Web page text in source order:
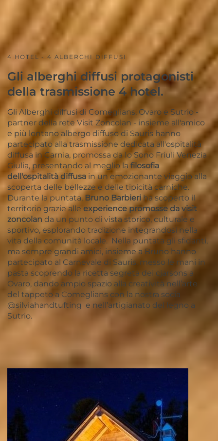
4 HOTEL - 4 ALBERGHI DIFFUSI
Gli alberghi diffusi protagonisti
della trasmissione 4 hotel.
Gli Alberghi diffusi di Comeglians, Ovaro e Sutrio -
partner della rete Visit Zoncolan - insieme all'amico
e più lontano albergo diffuso di Sauris hanno
partecipato alla trasmissione dedicata all'ospitalità
diffusa in Carnia, promossa da Io Sono Friuli Venezia
Giulia, presentando al meglio la filosofia
dell'ospitalità diffusa in un emozionante viaggio alla
scoperta delle bellezze e delle tipicità carniche.
Durante la puntata,Bruno Barbieriha scoperto il
territorio grazie alle experience promosse da visit
zoncolan da un punto di vista storico, culturale e
sportivo, esplorando tradizione integrandosi nella
vita della comunità locale. Nella puntata gli sfidanti,
ma sempre grandi amici, insieme a Bruno hanno
partecipato al Carnevale di Sauris, messo le mani in
pasta scoprendo la ricetta segreta dei cjarsons a
Ovaro, dando ampio spazio alla creatività nell’arte
del tappeto a Comeglians con la nostra socia
@silviahandtufting e nell’artigianato del legno a
Sutrio.